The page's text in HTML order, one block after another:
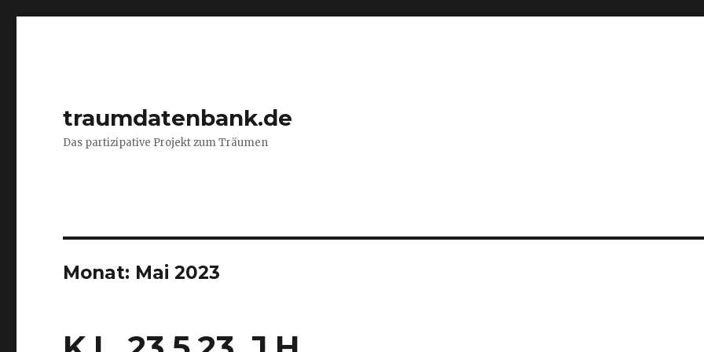
traumdatenbank.de
Das partizipative Projekt zum Träumen
Monat: Mai 2023